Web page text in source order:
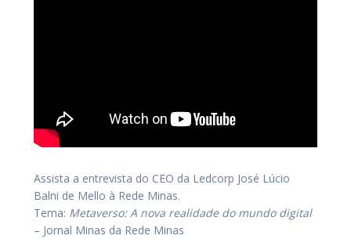
Assista a entrevista do CEO da Ledcorp José Lúcio
Balni de Mello à Rede Minas.
Tema: Metaverso: A nova realidade do mundo digital
– Jornal Minas da Rede Minas